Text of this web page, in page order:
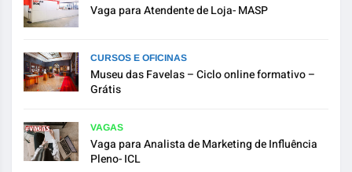
Vaga para Atendente de Loja- MASP
CURSOS E OFICINAS
Museu das Favelas – Ciclo online formativo –
Grátis
VAGAS
Vaga para Analista de Marketing de Influência
Pleno- ICL